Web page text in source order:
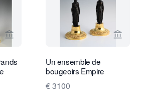
Voir la page vendeur de LimburgVoir la
Un ensemble de
bougeoirs Empire
€ 3100